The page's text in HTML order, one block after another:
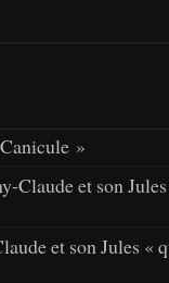
»
Claude et son
et son Jules «